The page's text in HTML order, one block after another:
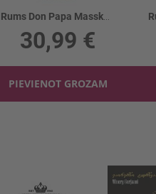
Rums Don Papa Masskara 40%
30,99 €
PIEVIENOT GROZAM